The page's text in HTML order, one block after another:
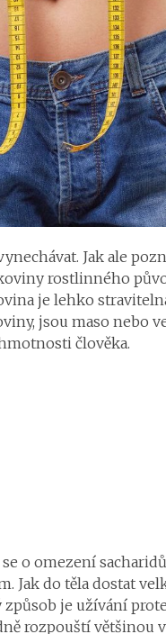
Jak ale
rostlinného
je lehko
jsou maso nebo
člověka.
se o omezení
Jak do těla dostat
způsob je užívání
rozpouští většinou